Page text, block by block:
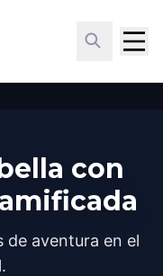
con
de aventura en el